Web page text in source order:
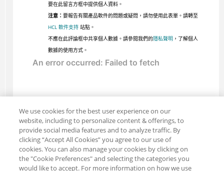
要在此留言方框中提供個人資料。
注意： 要報告有關產品軟件的問題或疑問，請勿使用此表單。請轉至
HCL 軟件支持站點。
不應在此評論框中共享個人數據。請參閱我們的隱私聲明 ，了解個人
數據的使用方式。
We use cookies for the best user experience on our
website, including to personalize content & offerings, to
provide social media features and to analyze traffic. By
clicking “Accept All Cookies” you agree to our use of
cookies. You can also manage your cookies by clicking on
the "Cookie Preferences" and selecting the categories you
would like to accept. For more information on how we use